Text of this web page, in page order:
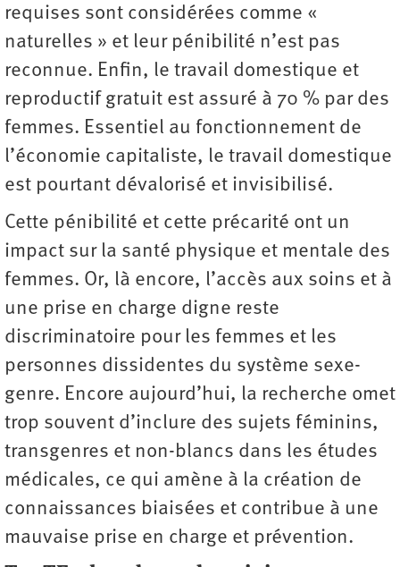
requises sont considérées comme «
naturelles » et leur pénibilité n’est pas
reconnue. Enfin, le travail domestique et
reproductif gratuit est assuré à 70 % par des
femmes. Essentiel au fonctionnement de
l’économie capitaliste, le travail domestique
est pourtant dévalorisé et invisibilisé.
Cette pénibilité et cette précarité ont un
impact sur la santé physique et mentale des
femmes. Or, là encore, l’accès aux soins et à
une prise en charge digne reste
discriminatoire pour les femmes et les
personnes dissidentes du système sexe-
genre. Encore aujourd’hui, la recherche omet
trop souvent d’inclure des sujets féminins,
transgenres et non-blancs dans les études
médicales, ce qui amène à la création de
connaissances biaisées et contribue à une
mauvaise prise en charge et prévention.